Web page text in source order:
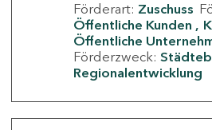
Förderart: Zuschuss
Öffentliche Kunden
Öffentliche
Förderzweck:
Regionalentwicklung